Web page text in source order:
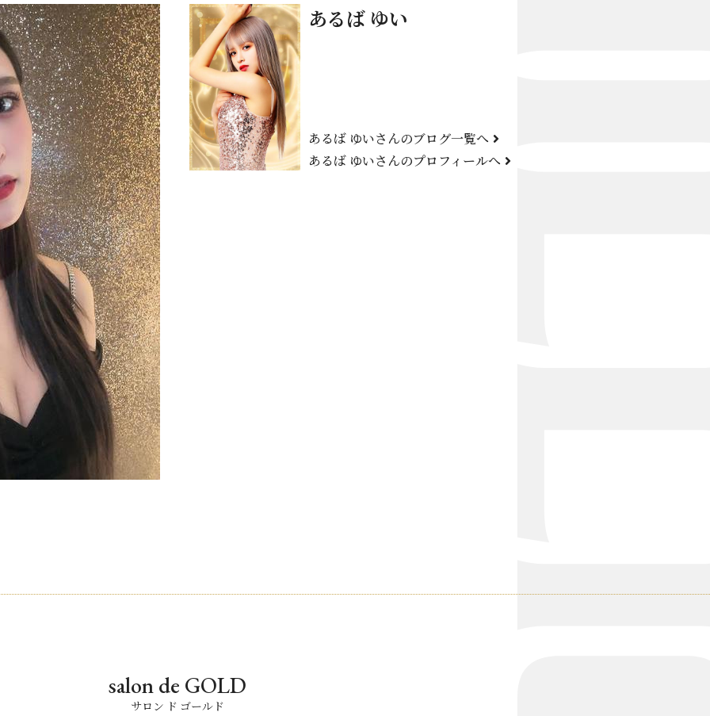
KARMA
あるば ゆい
あるば ゆいさんのブログ一覧へ
あるば ゆいさんのプロフィールへ
salon de GOLD
サロン ド ゴールド